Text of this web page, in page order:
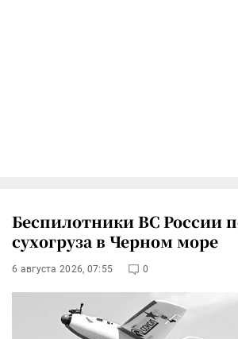
Беспилотники ВС России
сухогруза в Черном море
6 августа 2026, 07:55 0